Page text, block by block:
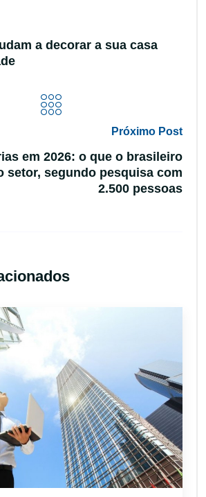
a decorar a sua casa
Próximo Post
em 2026: o que o brasileiro
setor, segundo pesquisa com
2.500 pessoas